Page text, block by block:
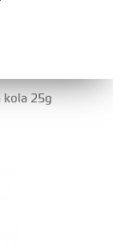
GUMY
kola 25g